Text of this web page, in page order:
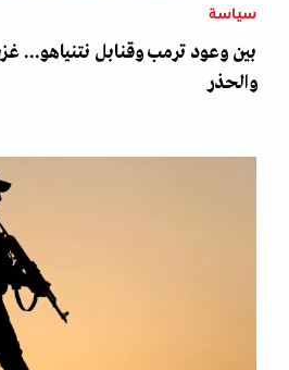
سياسة
بين وعود ترمب وقنابل نتنياهو...
والحذر